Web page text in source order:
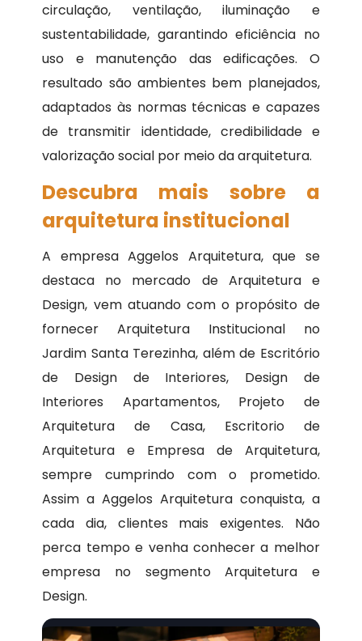
circulação, ventilação, iluminação e
sustentabilidade, garantindo eficiência no
uso e manutenção das edificações. O
resultado são ambientes bem planejados,
adaptados às normas técnicas e capazes
de transmitir identidade, credibilidade e
valorização social por meio da arquitetura.
Descubra mais sobre a
arquitetura institucional
A empresa Aggelos Arquitetura, que se
destaca no mercado de Arquitetura e
Design, vem atuando com o propósito de
fornecer Arquitetura Institucional no
Jardim Santa Terezinha, além de Escritório
de Design de Interiores, Design de
Interiores Apartamentos, Projeto de
Arquitetura de Casa, Escritorio de
Arquitetura e Empresa de Arquitetura,
sempre cumprindo com o prometido.
Assim a Aggelos Arquitetura conquista, a
cada dia, clientes mais exigentes. Não
perca tempo e venha conhecer a melhor
empresa no segmento Arquitetura e
Design.